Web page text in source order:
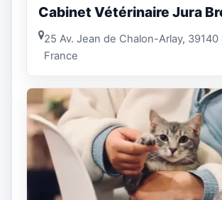
Cabinet Vétérinaire Jura
25 Av. Jean de Chalon-Arlay,
France